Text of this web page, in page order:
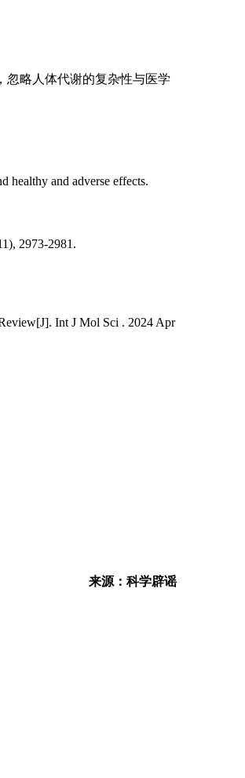
略人体代谢的复杂性与医学
and adverse effects.
2973-2981.
Int J Mol Sci . 2024 Apr
来源：科学辟谣